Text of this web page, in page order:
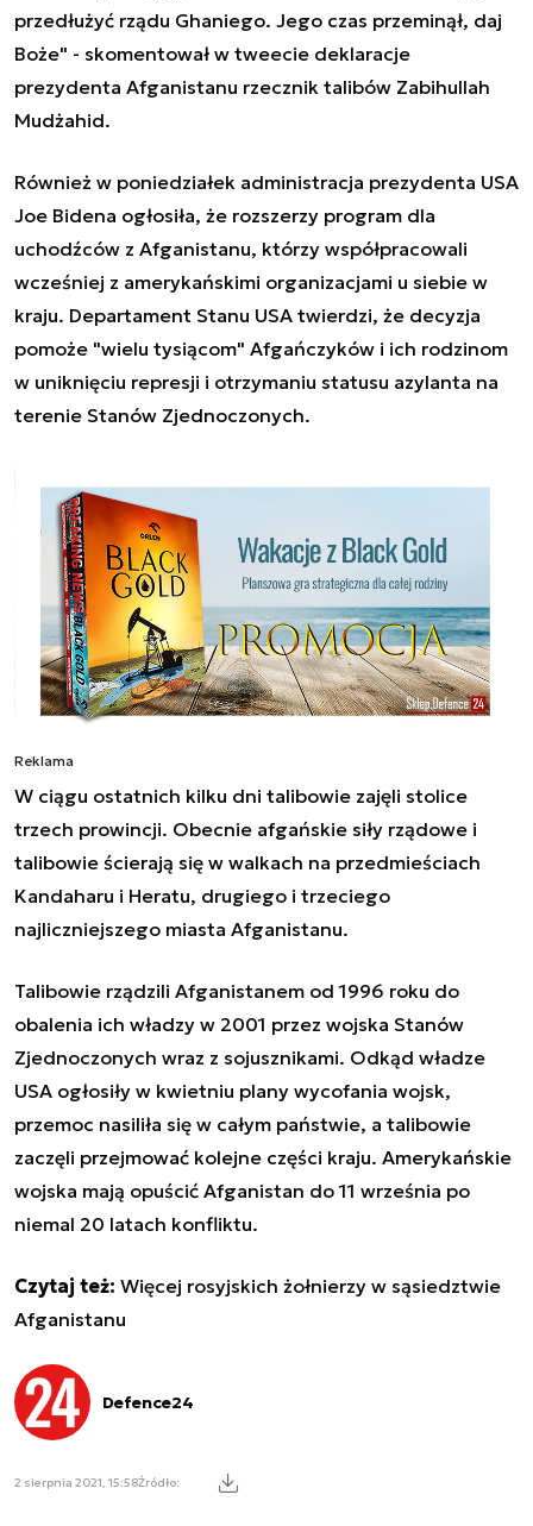
przedłużyć rządu Ghaniego. Jego czas przeminął, daj
Boże" - skomentował w tweecie deklaracje
prezydenta Afganistanu rzecznik talibów Zabihullah
Mudżahid.
Również w poniedziałek administracja prezydenta USA
Joe Bidena ogłosiła, że rozszerzy program dla
uchodźców z Afganistanu, którzy współpracowali
wcześniej z amerykańskimi organizacjami u siebie w
kraju. Departament Stanu USA twierdzi, że decyzja
pomoże "wielu tysiącom" Afgańczyków i ich rodzinom
w uniknięciu represji i otrzymaniu statusu azylanta na
terenie Stanów Zjednoczonych.
Reklama
W ciągu ostatnich kilku dni talibowie zajęli stolice
trzech prowincji. Obecnie afgańskie siły rządowe i
talibowie ścierają się w walkach na przedmieściach
Kandaharu i Heratu, drugiego i trzeciego
najliczniejszego miasta Afganistanu.
Talibowie rządzili Afganistanem od 1996 roku do
obalenia ich władzy w 2001 przez wojska Stanów
Zjednoczonych wraz z sojusznikami. Odkąd władze
USA ogłosiły w kwietniu plany wycofania wojsk,
przemoc nasiliła się w całym państwie, a talibowie
zaczęli przejmować kolejne części kraju. Amerykańskie
wojska mają opuścić Afganistan do 11 września po
niemal 20 latach konfliktu.
Czytaj też: Więcej rosyjskich żołnierzy w sąsiedztwie
Afganistanu
Defence24
2 sierpnia 2021, 15:58Źródło: